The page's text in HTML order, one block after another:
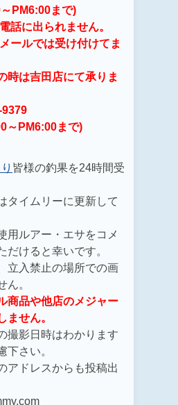
まで)
出られません。
では受け付けてま
時は吉田店にて承りま
まで)
皆様の釣果を24時間受
タイムリーに更新して
用ルアー・エサをコメ
だけると幸いです。
立入禁止の場所での画
ん。
商品や他店のメジャー
ません。
撮影日時はわかります
下さい。
アドレスからも投稿出